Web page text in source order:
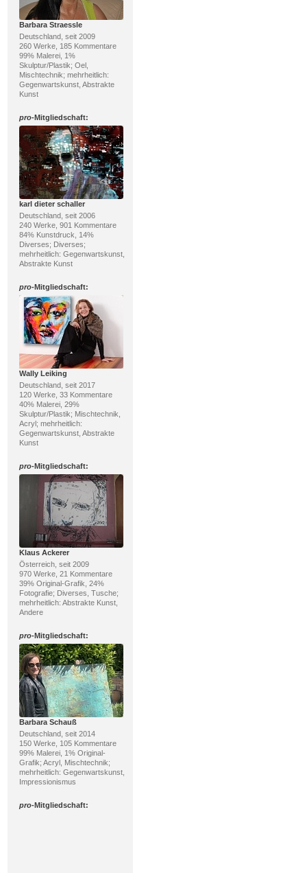
Barbara Straessle
Deutschland, seit 2009
260 Werke, 185 Kommentare
99% Malerei, 1%
Skulptur/Plastik; Oel,
Mischtechnik; mehrheitlich:
Gegenwartskunst, Abstrakte
Kunst
pro-Mitgliedschaft:
karl dieter schaller
Deutschland, seit 2006
240 Werke, 901 Kommentare
84% Kunstdruck, 14%
Diverses; Diverses;
mehrheitlich: Gegenwartskunst,
Abstrakte Kunst
pro-Mitgliedschaft:
Wally Leiking
Deutschland, seit 2017
120 Werke, 33 Kommentare
40% Malerei, 29%
Skulptur/Plastik; Mischtechnik,
Acryl; mehrheitlich:
Gegenwartskunst, Abstrakte
Kunst
pro-Mitgliedschaft:
Klaus Ackerer
Österreich, seit 2009
970 Werke, 21 Kommentare
39% Original-Grafik, 24%
Fotografie; Diverses, Tusche;
mehrheitlich: Abstrakte Kunst,
Andere
pro-Mitgliedschaft:
Barbara Schauß
Deutschland, seit 2014
150 Werke, 105 Kommentare
99% Malerei, 1% Original-
Grafik; Acryl, Mischtechnik;
mehrheitlich: Gegenwartskunst,
Impressionismus
pro-Mitgliedschaft: